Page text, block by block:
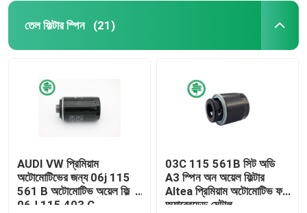
তেল ফিল্টার স্পিন (21)
AUDI VW প্রিমিয়াম
অটোমোটিভের জন্য 06j 115
561 B অটোমোটিভ অয়েল ফিল্টার
06J 115 403 C
03C 115 561B সিট অডি
A3 স্পিন অন অয়েল ফিল্টার
Altea প্রিমিয়াম অটোমোটিভ ফর
অ্যাব্রেডেড মেটাল